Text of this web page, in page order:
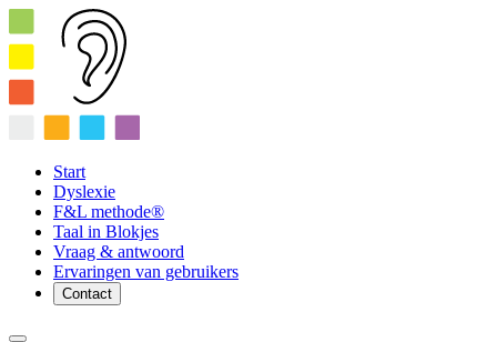
Start
Dyslexie
F&L methode®
Taal in Blokjes
Vraag & antwoord
Ervaringen van gebruikers
Contact